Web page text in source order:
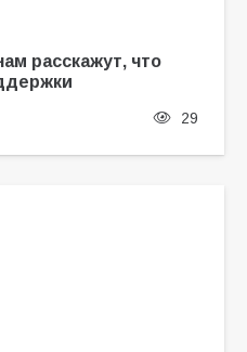
расскажут, что
29